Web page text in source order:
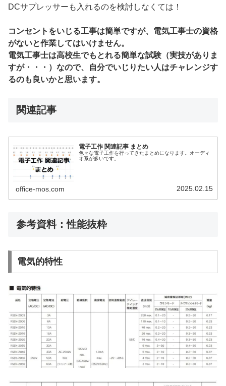
DCサプレッサーも入れるのを検討しなくては！
コンセントをいじる工事は簡単ですが、電気工事士の資格
がないと作業してはいけません。
電気工事士は高校生でもとれる簡単な試験（実技がありま
すが・・・）なので、自分でいじりたい人はチャレンジす
るのも良いかと思います。
関連記事
電子工作 関連記事 まとめ
色々な電子工作を行ってきたまとめになります。オーディ
オ系が多いです。
office-mos.com 2025.02.15
参考資料：性能抜粋
電気的特性